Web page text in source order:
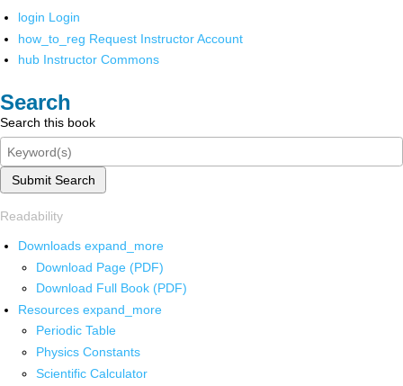
login Login
how_to_reg Request Instructor Account
hub Instructor Commons
Search
Search this book
Submit Search
Readability
Downloads expand_more
Download Page (PDF)
Download Full Book (PDF)
Resources expand_more
Periodic Table
Physics Constants
Scientific Calculator